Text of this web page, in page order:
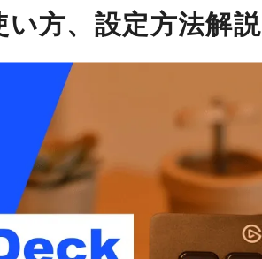
方、設定方法解説